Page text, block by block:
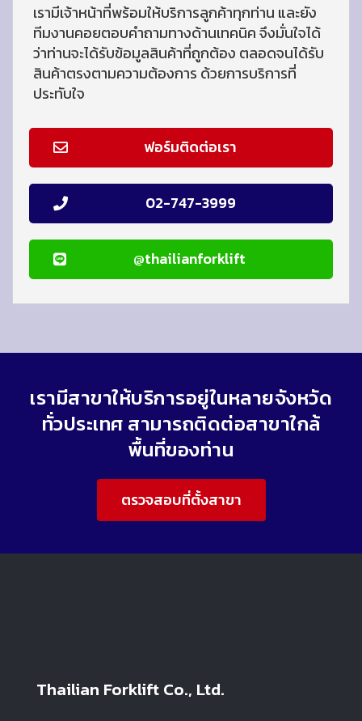
เรามีเจ้าหน้าที่พร้อมให้บริการลูกค้าทุกท่าน และยัง
ทีมงานคอยตอบคำถามทางด้านเทคนิค จึงมั่นใจได้
ว่าท่านจะได้รับข้อมูลสินค้าที่ถูกต้อง ตลอดจนได้รับ
สินค้าตรงตามความต้องการ ด้วยการบริการที่
ประทับใจ
ฟอร์มติดต่อเรา
02-747-3999
@thailianforklift
เรามีสาขาให้บริการอยู่ในหลายจังหวัด
ทั่วประเทศ สามารถติดต่อสาขาใกล้
พื้นที่ของท่าน
ตรวจสอบที่ตั้งสาขา
Thailian Forklift Co., Ltd.